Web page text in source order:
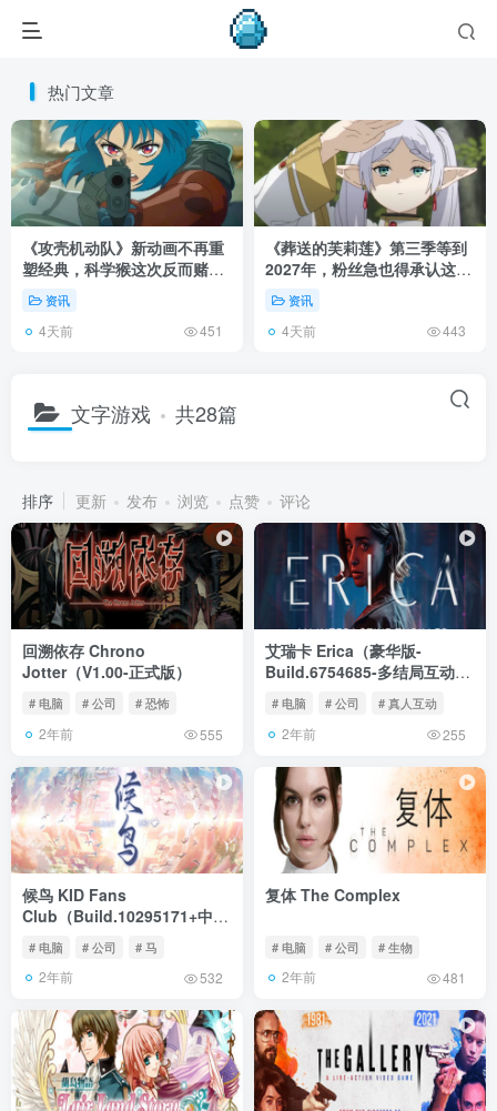
热门文章
《攻壳机动队》新动画不再重
塑经典，科学猴这次反而赌对
了！资讯
4天前 451
《葬送的芙莉莲》第三季等到
2027年，粉丝急也得承认这次
慢得有道理！
资讯
4天前 443
文字游戏 共28篇
排序 更新 发布 浏览 点赞 评论
回溯依存 Chrono
Jotter（V1.00-正式版）
# 电脑 # 公司 # 恐怖
2年前 555
艾瑞卡 Erica（豪华版-
Build.6754685-多结局互动式
电影游戏）
# 电脑 # 公司 # 真人互动
2年前 255
候鸟 KID Fans
Club（Build.10295171+中文
语音）
# 电脑 # 公司 # 马
2年前 532
复体 The Complex
# 电脑 # 公司 # 生物
2年前 481